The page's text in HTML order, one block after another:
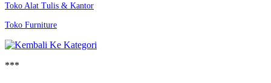
Toko Alat Tulis & Kantor
Toko Furniture
***